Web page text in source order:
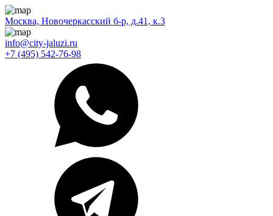
Москва, Новочеркасский б-р, д.41, к.3
info@city-jaluzi.ru
+7 (495) 542-76-98